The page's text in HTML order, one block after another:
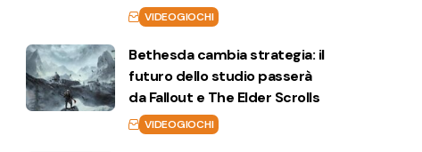
VIDEOGIOCHI
Bethesda cambia strategia: il
futuro dello studio passerà
da Fallout e The Elder Scrolls
VIDEOGIOCHI